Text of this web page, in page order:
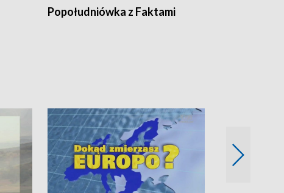
Popołudniówka z Faktami